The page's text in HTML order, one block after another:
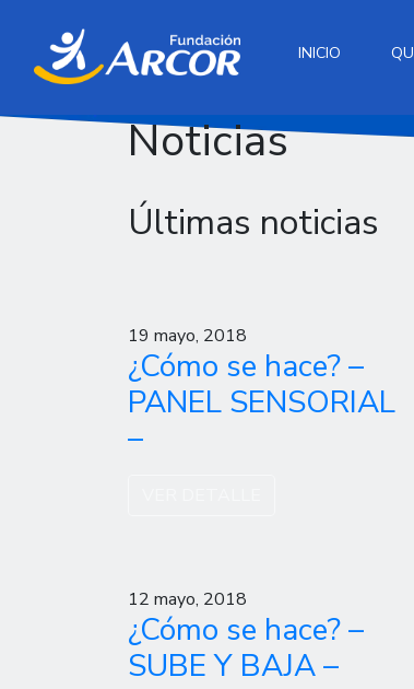
INICIO
Noticias
Últimas noticias
19 mayo, 2018
¿Cómo se hace? –
PANEL SENSORIAL
–
12 mayo, 2018
¿Cómo se hace? –
SUBE Y BAJA –